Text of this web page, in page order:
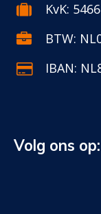
KvK:
BTW:
IBAN:
Volg ons op: